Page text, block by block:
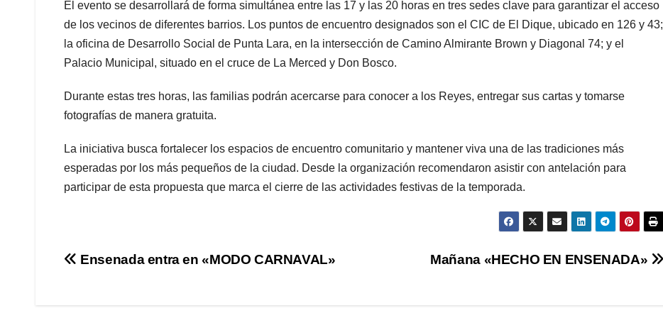
El evento se desarrollará de forma simultánea entre las 17 y las 20 horas en tres sedes clave para garantizar el acceso
de los vecinos de diferentes barrios. Los puntos de encuentro designados son el CIC de El Dique, ubicado en 126 y 43;
la oficina de Desarrollo Social de Punta Lara, en la intersección de Camino Almirante Brown y Diagonal 74; y el
Palacio Municipal, situado en el cruce de La Merced y Don Bosco.
Durante estas tres horas, las familias podrán acercarse para conocer a los Reyes, entregar sus cartas y tomarse
fotografías de manera gratuita.
La iniciativa busca fortalecer los espacios de encuentro comunitario y mantener viva una de las tradiciones más
esperadas por los más pequeños de la ciudad. Desde la organización recomendaron asistir con antelación para
participar de esta propuesta que marca el cierre de las actividades festivas de la temporada.
Navegación
Mañana «HECHO EN ENSENADA»
Ensenada entra en «MODO CARNAVAL»